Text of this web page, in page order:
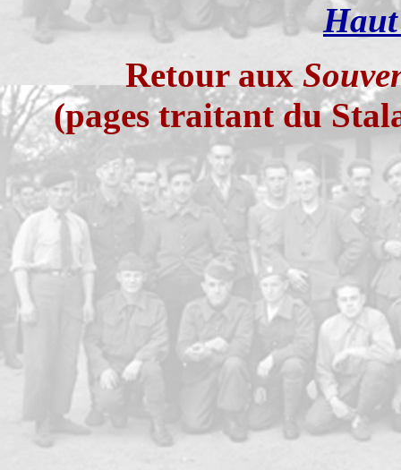
Haut
Retour aux
(pages traitant du